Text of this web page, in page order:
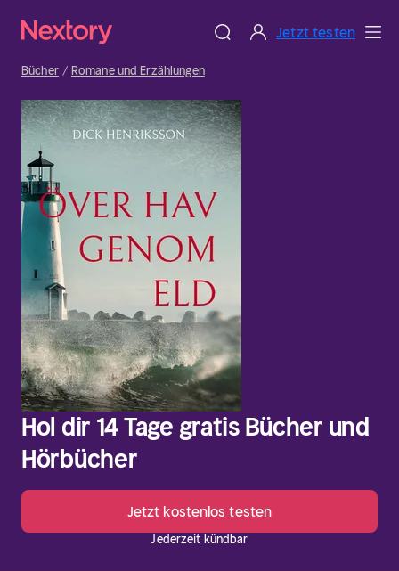
Jetzt testen
Bücher Romane und Erzählungen
Hol dir 14 Tage gratis Bücher und
Hörbücher
Jetzt kostenlos testen
Jederzeit kündbar